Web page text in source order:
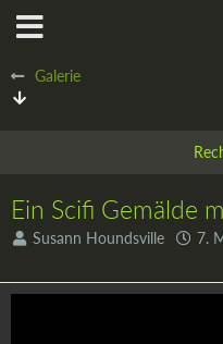
Galerie
Ein Scifi Gemälde
Susann Houndsville 7.